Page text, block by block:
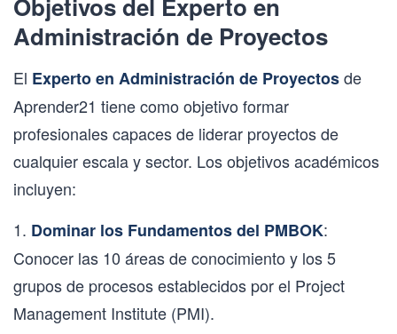
Administración de Proyectos
El Experto en Administración de Proyectosde
Aprender21 tiene como objetivo formar
profesionales capaces de liderar proyectos de
cualquier escala y sector. Los objetivos académicos
incluyen:
1. Dominar los Fundamentos del PMBOK:
Conocer las 10 áreas de conocimiento y los 5
grupos de procesos establecidos por el Project
Management Institute (PMI).